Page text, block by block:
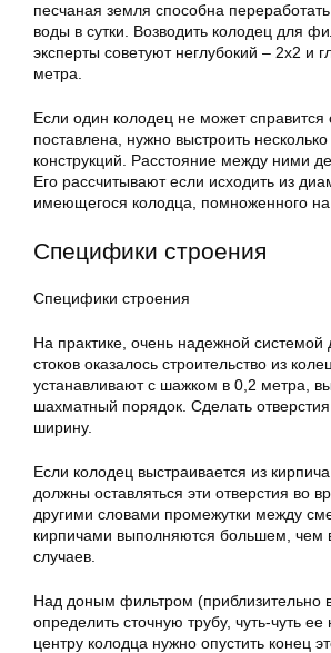
песчаная земля способна
воды в сутки. Возводить колодец для
эксперты советуют неглубокий – 2х2 и
метра.
Если один колодец не может справится
поставлена, нужно выстроить
конструкций. Расстояние между ними
Его рассчитывают если исходить из
имеющегося колодца, помноженного на
Специфики строения
Специфики строения
На практике, очень надежной
стоков оказалось строительство из
устанавливают с шажком в 0,2 метра,
шахматный порядок. Сделать
ширину.
Если колодец выстраивается из
должны оставляться эти отверстия во
другими словами промежутки между
кирпичами выполняются большем, чем
случаев.
Над доным фильтром (приблизительно
определить сточную трубу, чуть-чуть
центру колодца нужно опустить конец